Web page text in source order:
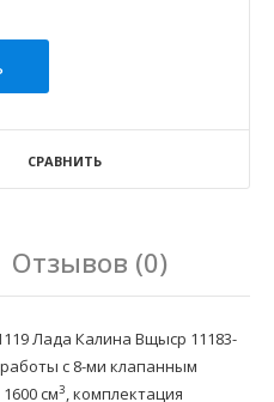
СРАВНИТЬ
Отзывов (0)
Лада Калина Bщыср 11183-
с 8-ми клапанным
см3, комплектация